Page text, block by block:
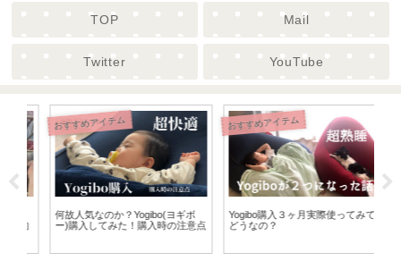
TOP Mail
Twitter YouTube
おすすめアイテム
Yogibo購入３ヶ月実際使ってみて
どうなの？
お得情報
【クーポン有】2021年おしゃれ年
賀状決定版！スマホで年賀状